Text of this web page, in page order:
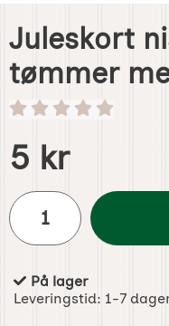
Juleskort
tømmer
Handle dette
pris
5 kr
antall
Produkttilgjengelighet:
På lager
Leveringstid: 1-7